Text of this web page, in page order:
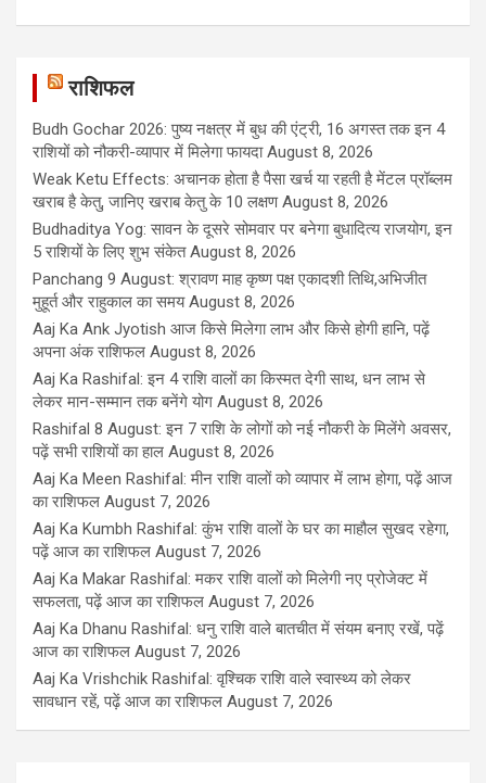
राशिफल
Budh Gochar 2026: पुष्य नक्षत्र में बुध की एंट्री, 16 अगस्त तक इन 4
राशियों को नौकरी-व्यापार में मिलेगा फायदा August 8, 2026
Weak Ketu Effects: अचानक होता है पैसा खर्च या रहती है मेंटल प्रॉब्लम
खराब है केतु, जानिए खराब केतु के 10 लक्षण August 8, 2026
Budhaditya Yog: सावन के दूसरे सोमवार पर बनेगा बुधादित्य राजयोग, इन
5 राशियों के लिए शुभ संकेत August 8, 2026
Panchang 9 August: श्रावण माह कृष्ण पक्ष एकादशी तिथि,अभिजीत
मुहूर्त और राहुकाल का समय August 8, 2026
Aaj Ka Ank Jyotish आज किसे मिलेगा लाभ और किसे होगी हानि, पढ़ें
अपना अंक राशिफल August 8, 2026
Aaj Ka Rashifal: इन 4 राशि वालों का किस्मत देगी साथ, धन लाभ से
लेकर मान-सम्मान तक बनेंगे योग August 8, 2026
Rashifal 8 August: इन 7 राशि के लोगों को नई नौकरी के मिलेंगे अवसर,
पढ़ें सभी राशियों का हाल August 8, 2026
Aaj Ka Meen Rashifal: मीन राशि वालों को व्यापार में लाभ होगा, पढ़ें आज
का राशिफल August 7, 2026
Aaj Ka Kumbh Rashifal: कुंभ राशि वालों के घर का माहौल सुखद रहेगा,
पढ़ें आज का राशिफल August 7, 2026
Aaj Ka Makar Rashifal: मकर राशि वालों को मिलेगी नए प्रोजेक्ट में
सफलता, पढ़ें आज का राशिफल August 7, 2026
Aaj Ka Dhanu Rashifal: धनु राशि वाले बातचीत में संयम बनाए रखें, पढ़ें
आज का राशिफल August 7, 2026
Aaj Ka Vrishchik Rashifal: वृश्चिक राशि वाले स्वास्थ्य को लेकर
सावधान रहें, पढ़ें आज का राशिफल August 7, 2026